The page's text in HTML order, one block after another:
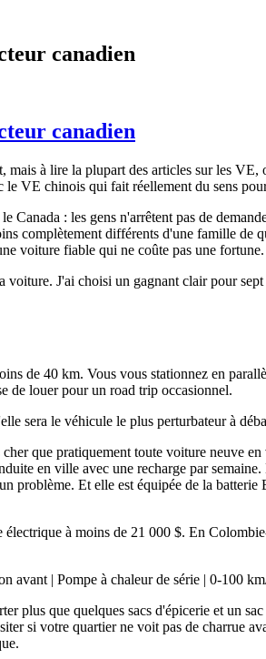
canadien
canadien
à lire la plupart des articles sur les
le VE chinois qui fait réellement du sens
: les gens n'arrêtent pas de
complètement différents d'une famille de
voiture fiable qui ne coûte pas une fortune.
J'ai choisi un gagnant clair pour
de 40 km. Vous vous stationnez en
de louer pour un road trip occasionnel.
sera le véhicule le plus perturbateur à
que pratiquement toute voiture neuve
en ville avec une recharge par
problème. Et elle est équipée de la
à moins de 21 000 $. En
| Pompe à chaleur de série | 0-100
plus que quelques sacs d'épicerie et un
si votre quartier ne voit pas de charrue